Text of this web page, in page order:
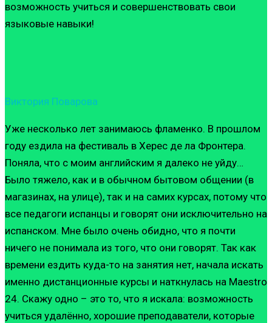
возможность учиться и совершенствовать свои
языковые навыки!
Виктория Поварова
Уже несколько лет занимаюсь фламенко. В прошлом
году ездила на фестиваль в Херес де ла Фронтера.
Поняла, что с моим английским я далеко не уйду…
Было тяжело, как и в обычном бытовом общении (в
магазинах, на улице), так и на самих курсах, потому что
все педагоги испанцы и говорят они исключительно на
испанском. Мне было очень обидно, что я почти
ничего не понимала из того, что они говорят. Так как
времени ездить куда-то на занятия нет, начала искать
именно дистанционные курсы и наткнулась на Maestro
24. Скажу одно – это то, что я искала: возможность
учиться удалённо, хорошие преподаватели, которые